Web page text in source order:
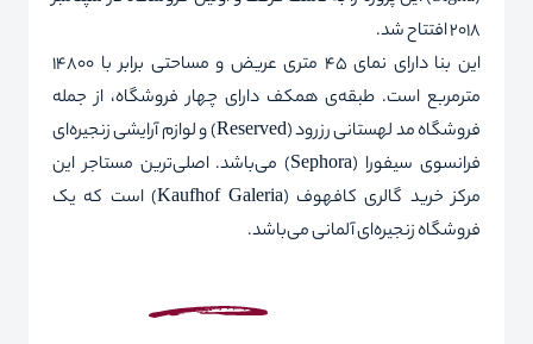
2018 افتتاح شد.
این بنا دارای نمای 45 متری عریض و مساحتی برابر با 14800
مترمربع است. طبقه‌ی همکف دارای چهار فروشگاه، از جمله
فروشگاه مد لهستانی رزرود (Reserved) و لوازم آرایشی زنجیره‌ای
فرانسوی سیفورا (Sephora) می‌باشد. اصلی‌ترین مستاجر این
مرکز خرید گالری کافهوف (Galeria
Kaufhof) است که‌ یک
فروشگاه زنجیره‌ای آلمانی می‌باشد.